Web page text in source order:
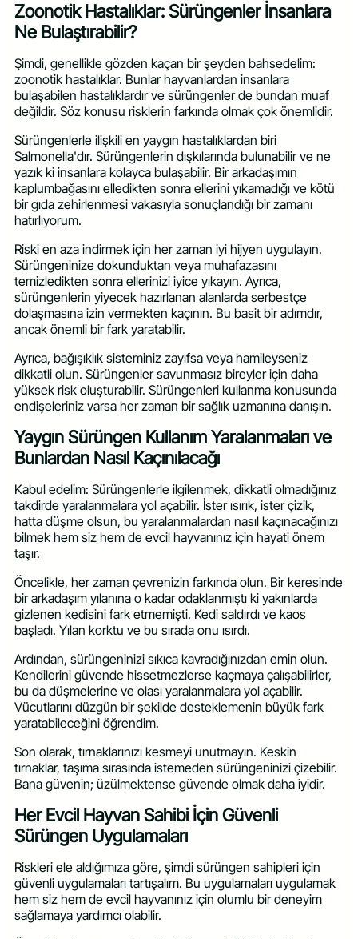
Zoonotik Hastalıklar: Sürüngenler İnsanlara
Ne Bulaştırabilir?
Şimdi, genellikle gözden kaçan bir şeyden bahsedelim:
zoonotik hastalıklar. Bunlar hayvanlardan insanlara
bulaşabilen hastalıklardır ve sürüngenler de bundan muaf
değildir. Söz konusu risklerin farkında olmak çok önemlidir.
Sürüngenlerle ilişkili en yaygın hastalıklardan biri
Salmonella'dır. Sürüngenlerin dışkılarında bulunabilir ve ne
yazık ki insanlara kolayca bulaşabilir. Bir arkadaşımın
kaplumbağasını elledikten sonra ellerini yıkamadığı ve kötü
bir gıda zehirlenmesi vakasıyla sonuçlandığı bir zamanı
hatırlıyorum.
Riski en aza indirmek için her zaman iyi hijyen uygulayın.
Sürüngeninize dokunduktan veya muhafazasını
temizledikten sonra ellerinizi iyice yıkayın. Ayrıca,
sürüngenlerin yiyecek hazırlanan alanlarda serbestçe
dolaşmasına izin vermekten kaçının. Bu basit bir adımdır,
ancak önemli bir fark yaratabilir.
Ayrıca, bağışıklık sisteminiz zayıfsa veya hamileyseniz
dikkatli olun. Sürüngenler savunmasız bireyler için daha
yüksek risk oluşturabilir. Sürüngenleri kullanma konusunda
endişeleriniz varsa her zaman bir sağlık uzmanına danışın.
Yaygın Sürüngen Kullanım Yaralanmaları ve
Bunlardan Nasıl Kaçınılacağı
Kabul edelim: Sürüngenlerle ilgilenmek, dikkatli olmadığınız
takdirde yaralanmalara yol açabilir. İster ısırık, ister çizik,
hatta düşme olsun, bu yaralanmalardan nasıl kaçınacağınızı
bilmek hem siz hem de evcil hayvanınız için hayati önem
taşır.
Öncelikle, her zaman çevrenizin farkında olun. Bir keresinde
bir arkadaşım yılanına o kadar odaklanmıştı ki yakınlarda
gizlenen kedisini fark etmemişti. Kedi saldırdı ve kaos
başladı. Yılan korktu ve bu sırada onu ısırdı.
Ardından, sürüngeninizi sıkıca kavradığınızdan emin olun.
Kendilerini güvende hissetmezlerse kaçmaya çalışabilirler,
bu da düşmelerine ve olası yaralanmalara yol açabilir.
Vücutlarını düzgün bir şekilde desteklemenin büyük fark
yaratabileceğini öğrendim.
Son olarak, tırnaklarınızı kesmeyi unutmayın. Keskin
tırnaklar, taşıma sırasında istemeden sürüngeninizi çizebilir.
Bana güvenin; üzülmektense güvende olmak daha iyidir.
Her Evcil Hayvan Sahibi İçin Güvenli
Sürüngen Uygulamaları
Riskleri ele aldığımıza göre, şimdi sürüngen sahipleri için
güvenli uygulamaları tartışalım. Bu uygulamaları uygulamak
hem siz hem de evcil hayvanınız için olumlu bir deneyim
sağlamaya yardımcı olabilir.